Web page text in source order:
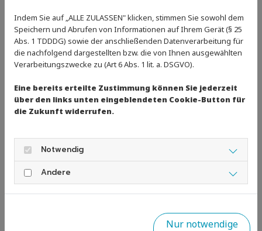
Zurück
Parallel sind die Sportler der 1. und 2. Mannschaft bei
Ihrer Generalprobe für die DMS Landesliga nächste
Woche und als Qualifikationswettkampf für die
kommenden RLP Meisterschaften im März beim SCW
Indem Sie auf „ALLE ZULASSEN" klicken, stimmen Sie sowohl dem
Speichern und Abrufen von Informationen auf Ihrem Gerät (§ 25
Abs. 1 TDDDG) sowie der anschließenden Datenverarbeitung für
die nachfolgend dargestellten bzw. die von Ihnen ausgewählten
Verarbeitungszwecke zu (Art 6 Abs. 1 lit. a. DSGVO).
Eine bereits erteilte Zustimmung können Sie jederzeit
über den links unten eingeblendeten Cookie-Button für
die Zukunft widerrufen.
Notwendig
Andere
Nur notwendige